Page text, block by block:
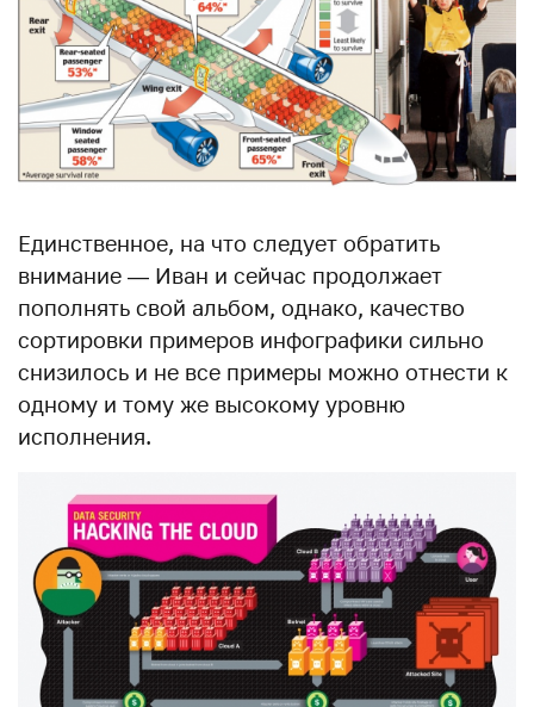
Единственное, на что следует обратить
внимание — Иван и сейчас продолжает
пополнять свой альбом, однако, качество
сортировки примеров инфографики сильно
снизилось и не все примеры можно отнести к
одному и тому же высокому уровню
исполнения.